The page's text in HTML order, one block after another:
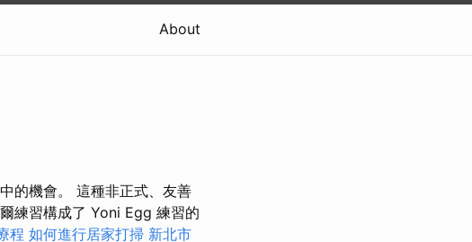
About
的機會。 這種非正式、友善
練習構成了 Yoni Egg 練習的
程 如何進行居家打掃 新北市